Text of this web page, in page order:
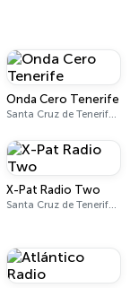
Onda Cero Tenerife
Santa Cruz de Tenerife 94.0 FM
X-Pat Radio Two
Santa Cruz de Tenerife 97.1 - 107.4 FM